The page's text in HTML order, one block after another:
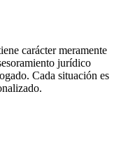
carácter meramente
jurídico
Cada situación es